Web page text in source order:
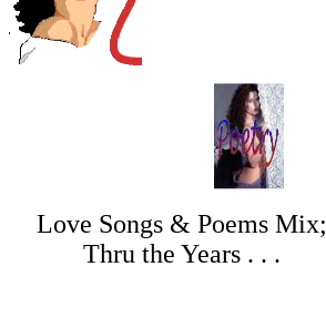
Love Songs & Poems Mix;
Thru the Years . . .